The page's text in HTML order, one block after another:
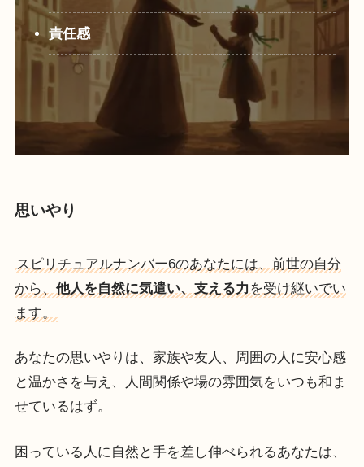
責任感
思いやり
スピリチュアルナンバー6のあなたには、前世の自分
から、 他人を自然に気遣い、支える力 を受け継いでい
ます。
あなたの思いやりは、家族や友人、周囲の人に安心感
と温かさを与え、人間関係や場の雰囲気をいつも和ま
せているはず。
困っている人に自然と手を差し伸べられるあなたは、